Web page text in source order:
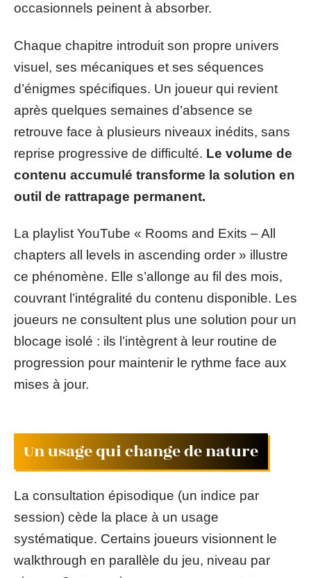
occasionnels peinent à absorber.
Chaque chapitre introduit son propre univers
visuel, ses mécaniques et ses séquences
d’énigmes spécifiques. Un joueur qui revient
après quelques semaines d’absence se
retrouve face à plusieurs niveaux inédits, sans
reprise progressive de difficulté. Le volume de
contenu accumulé transforme la solution en
outil de rattrapage permanent.
La playlist YouTube « Rooms and Exits – All
chapters all levels in ascending order » illustre
ce phénomène. Elle s’allonge au fil des mois,
couvrant l’intégralité du contenu disponible. Les
joueurs ne consultent plus une solution pour un
blocage isolé : ils l’intègrent à leur routine de
progression pour maintenir le rythme face aux
mises à jour.
Un usage qui change de nature
La consultation épisodique (un indice par
session) cède la place à un usage
systématique. Certains joueurs visionnent le
walkthrough en parallèle du jeu, niveau par